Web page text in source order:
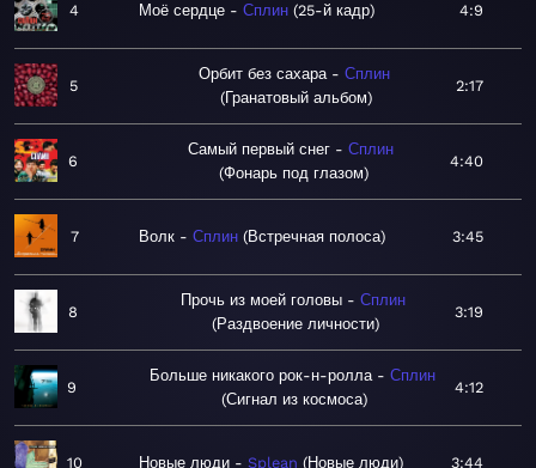
4 Моё сердце Сплин 25-й кадр 4:9
5
Орбит без сахара
Сплин
Гранатовый альбом
2:17
6
Самый первый снег
Сплин
Фонарь под глазом
4:40
7 Волк Сплин Встречная полоса 3:45
8
Прочь из моей головы
Сплин
Раздвоение личности
3:19
9
Больше никакого рок-н-ролла
Сплин
Сигнал из космоса
4:12
10 Новые люди Splean Новые люди 3:44